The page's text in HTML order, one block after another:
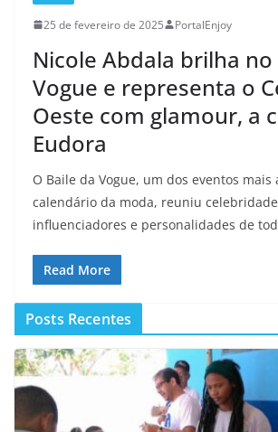
25 de fevereiro de 2025 PortalEnjoy
Nicole Abdala brilha no
Vogue e representa o
Oeste com glamour, a
Eudora
O Baile da Vogue, um dos eventos
calendário da moda, reuniu
influenciadores e personalidades de
Read More
Posts Recentes